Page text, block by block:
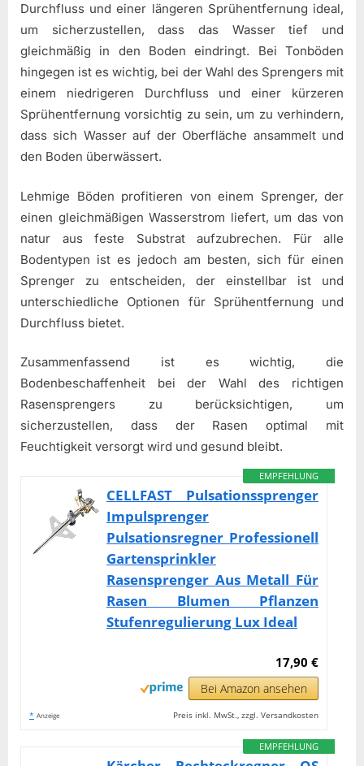
Durchfluss und einer längeren Sprühentfernung ideal,
um sicherzustellen, dass das Wasser tief und
gleichmäßig in den Boden eindringt. Bei Tonböden
hingegen ist es wichtig, bei der Wahl des Sprengers mit
einem niedrigeren Durchfluss und einer kürzeren
Sprühentfernung vorsichtig zu sein, um zu verhindern,
dass sich Wasser auf der Oberfläche ansammelt und
den Boden überwässert.
Lehmige Böden profitieren von einem Sprenger, der
einen gleichmäßigen Wasserstrom liefert, um das von
natur aus feste Substrat aufzubrechen. Für alle
Bodentypen ist es jedoch am besten, sich für einen
Sprenger zu entscheiden, der einstellbar ist und
unterschiedliche Optionen für Sprühentfernung und
Durchfluss bietet.
Zusammenfassend ist es wichtig, die
Bodenbeschaffenheit bei der Wahl des richtigen
Rasensprengers zu berücksichtigen, um
sicherzustellen, dass der Rasen optimal mit
Feuchtigkeit versorgt wird und gesund bleibt.
EMPFEHLUNG
CELLFAST Pulsationssprenger
Impulsprenger
Pulsationsregner Professionell
Gartensprinkler
Rasensprenger Aus Metall Für
Rasen Blumen Pflanzen
Stufenregulierung Lux Ideal
17,90 €
Bei Amazon ansehen
* Anzeige Preis inkl. MwSt., zzgl. Versandkosten
EMPFEHLUNG